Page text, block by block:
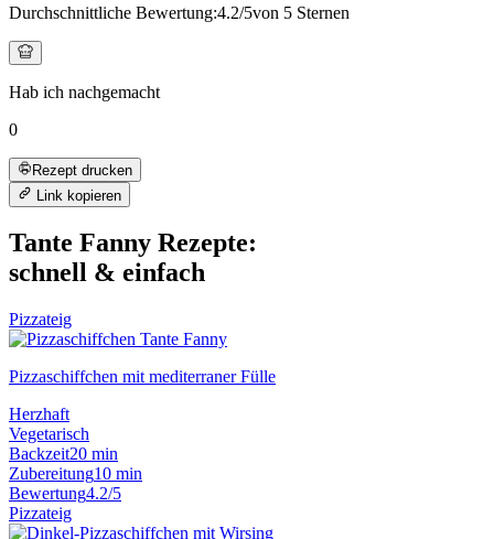
Durchschnittliche Bewertung:4.2/5von 5 Sternen
Hab ich nachgemacht
0
Rezept drucken
Link kopieren
Tante Fanny Rezepte:
schnell & einfach
Pizzateig
Pizzaschiffchen mit mediterraner Fülle
Herzhaft
Vegetarisch
Backzeit20 min
Zubereitung10 min
Bewertung4.2/5
Pizzateig